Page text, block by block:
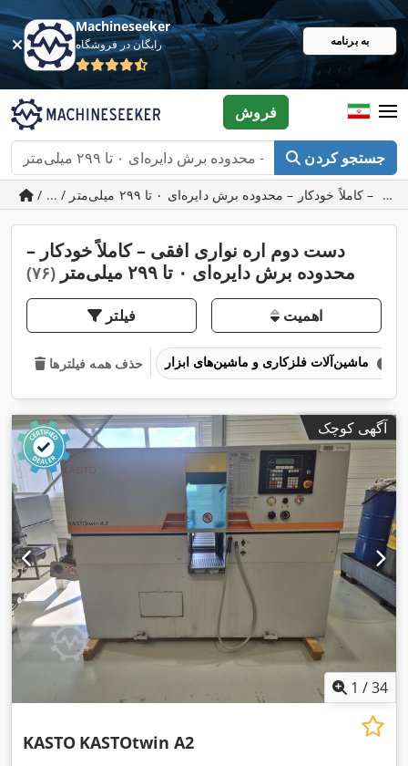
Machineseeker
رایگان در فروشگاه به برنامه
جستجو کردن
فروش
دست دوم اره نواری افقی – کاملاً خودکار –
محدوده برش دایره‌ای ۰ تا ۲۹۹ میلی‌متر
(۷۶)
فیلتر اهمیت
حذف همه فیلترها
آگهی کوچک
1 /34
KASTO KASTOtwin A2